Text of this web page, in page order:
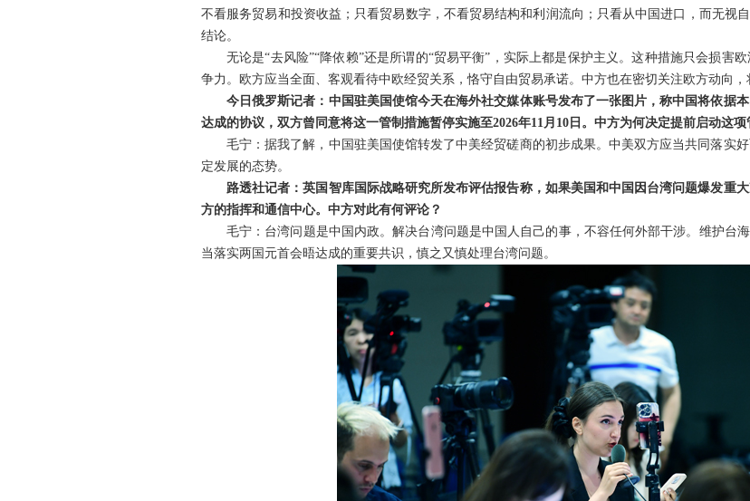
不看服务贸易和投资收益；只看贸易数字，不看贸易结构和利润流向；只看从中国进口，而无视
结论。
无论是“去风险”“降依赖”还是所谓的“贸易平衡”，实际上都是保护主义。这种措施只会损害
争力。欧方应当全面、客观看待中欧经贸关系，恪守自由贸易承诺。中方也在密切关注欧方动向，
今日俄罗斯记者：中国驻美国使馆今天在海外社交媒体账号发布了一张图片，称中国将依据
达成的协议，双方曾同意将这一管制措施暂停实施至2026年11月10日。中方为何决定提前启动这项
毛宁：据我了解，中国驻美国使馆转发了中美经贸磋商的初步成果。中美双方应当共同落实
定发展的态势。
路透社记者：英国智库国际战略研究所发布评估报告称，如果美国和中国因台湾问题爆发重
方的指挥和通信中心。中方对此有何评论？
毛宁：台湾问题是中国内政。解决台湾问题是中国人自己的事，不容任何外部干涉。维护台
当落实两国元首会晤达成的重要共识，慎之又慎处理台湾问题。